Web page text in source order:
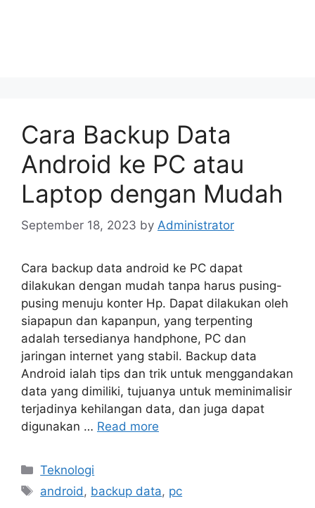
Cara Backup Data
Android ke PC atau
Laptop dengan Mudah
September 18, 2023 by Administrator
Cara backup data android ke PC dapat
dilakukan dengan mudah tanpa harus pusing-
pusing menuju konter Hp. Dapat dilakukan oleh
siapapun dan kapanpun, yang terpenting
adalah tersedianya handphone, PC dan
jaringan internet yang stabil. Backup data
Android ialah tips dan trik untuk menggandakan
data yang dimiliki, tujuanya untuk meminimalisir
terjadinya kehilangan data, dan juga dapat
digunakan … Read more
Categories
Teknologi
Tags
android , backup data, pc